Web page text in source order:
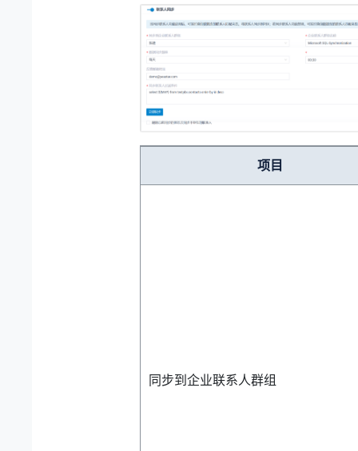
项目
同步到企业联系人群组